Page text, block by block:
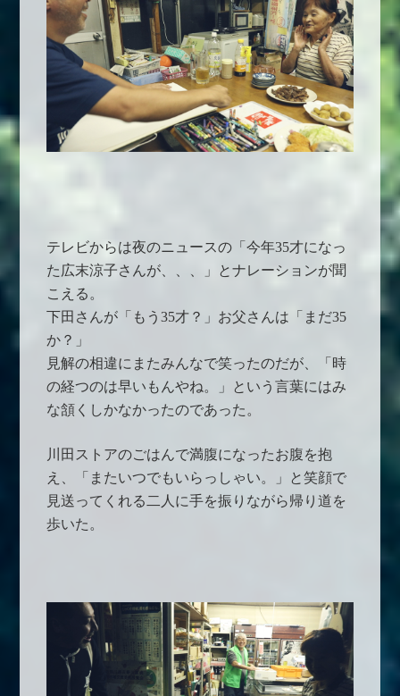
テレビからは夜のニュースの「今年35才になっ
た広末涼子さんが、、、」とナレーションが聞
こえる。
下田さんが「もう35才？」お父さんは「まだ35
か？」
見解の相違にまたみんなで笑ったのだが、「時
の経つのは早いもんやね。」という言葉にはみ
な頷くしかなかったのであった。
川田ストアのごはんで満腹になったお腹を抱
え、「またいつでもいらっしゃい。」と笑顔で
見送ってくれる二人に手を振りながら帰り道を
歩いた。